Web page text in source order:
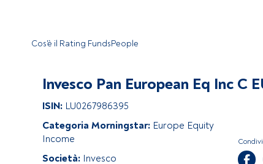
Cos'è il Rating FundsPeople
Invesco Pan European Eq Inc C
ISIN: LU0267986395
Categoria Morningstar: Europe Equity
Income
Società: Invesco